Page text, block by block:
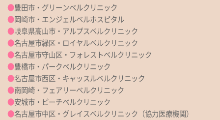
●豊田市・グリーンベルクリニック
● 岡崎市・エンジェルベルホスピタル
●岐阜県高山市・アルプスベルクリニック
●名古屋市緑区・ロイヤルベルクリニック
●名古屋市守山区・フォレストベルクリニック
●豊橋市・パークベルクリニック
●名古屋市西区・キャッスルベルクリニック
●南岡崎・フェアリーベルクリニック
●安城市・ピーチベルクリニック
●名古屋市中区・グレイスベルクリニック（協力医療機関）